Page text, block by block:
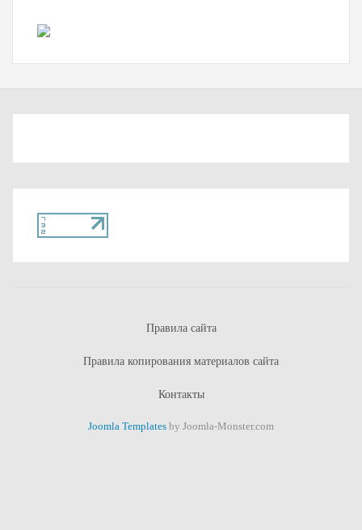
Правила сайта
Правила копирования материалов сайта
Контакты
Joomla Templates by Joomla-Monster.com